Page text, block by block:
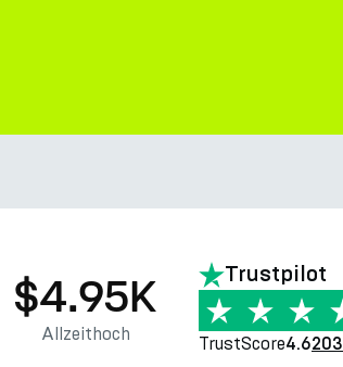
$4.95K
Allzeithoch
Trustpilot
TrustScore4.6203